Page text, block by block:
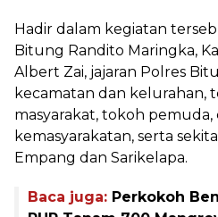
Hadir dalam kegiatan
Bitung Randito Maringka,
Albert Zai, jajaran Polres
kecamatan dan kelurahan,
masyarakat, tokoh pemuda,
kemasyarakatan, serta
Empang dan Sarikelapa.
Baca juga: Perkokoh